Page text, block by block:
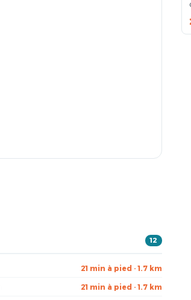
12
21 min à pied · 1.7 km
21 min à pied · 1.7 km